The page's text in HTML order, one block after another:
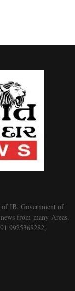
of IB, Government of
from many Areas.
9925368282,